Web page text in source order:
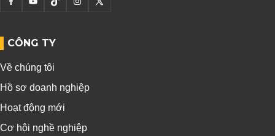
CÔNG TY
Về chúng tôi
Hồ sơ doanh nghiệp
Hoạt động mới
Cơ hội nghề nghiệp